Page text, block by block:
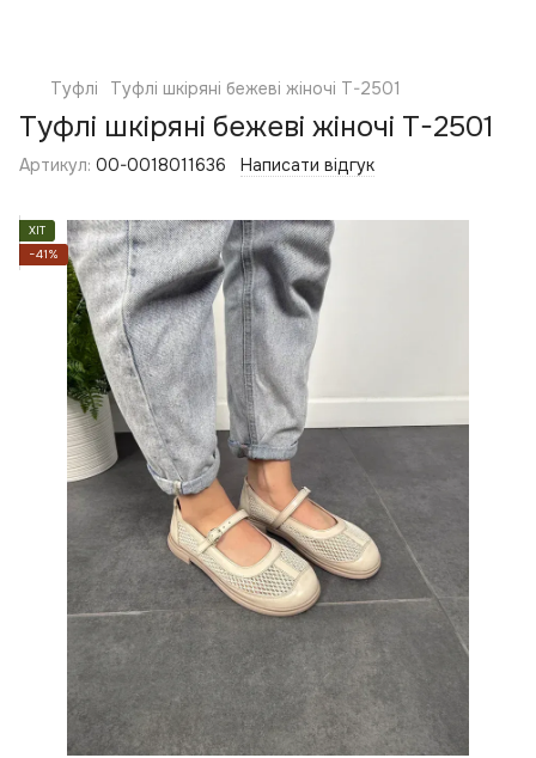
Туфлі Туфлі шкіряні бежеві жіночі T-2501
Туфлі шкіряні бежеві жіночі T-2501
Артикул: 00-0018011636 Написати відгук
ХІТ
−41%